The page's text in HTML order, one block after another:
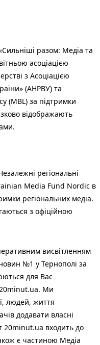
разом: Медіа та
асоціацією
з Асоціацією
(АНРВУ) та
(MBL) за підтримки
відображають
регіональні
Media Fund Nordic в
регіональних медіа.
з офіційною
висвітленням
№1 у Тернополі за
для Вас
20minut.ua. Ми
людей, життя
додавати власні
20minut.ua входить до
є частиною Медіа